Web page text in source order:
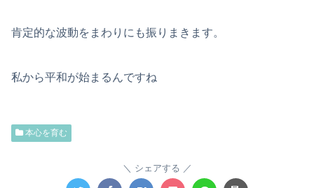
肯定的な波動をまわりにも振りまきます。
私から平和が始まるんですね
本心を育む
シェアする